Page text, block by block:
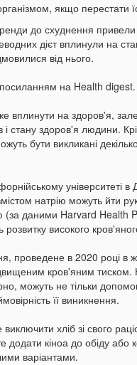
до схуднення
дієт вплинули на
від нього.
на Health digest.
вплинути на здоров'я,
і стану здоров'я людини.
бути викликані
університеті в
натрію можуть йти
(за даними Harvard
розвитку високого
проведене в 2020 році в
кров'яним тиском.
можуть не тільки
її виникнення.
хліб зі свого
кіноа до обіду або
варіантами.